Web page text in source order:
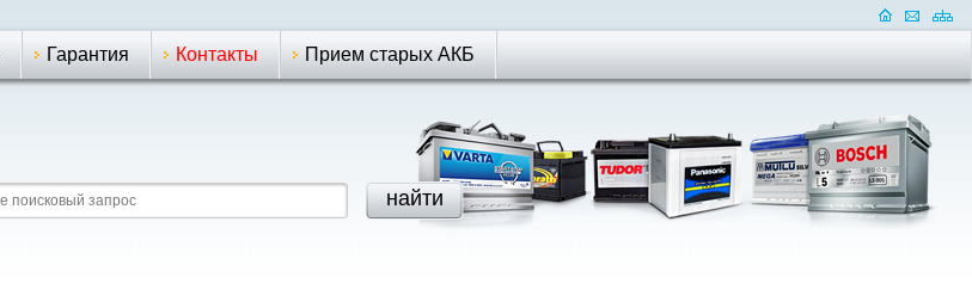
Гарантия Контакты Прием старых АКБ